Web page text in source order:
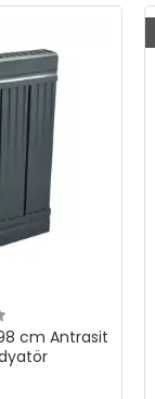
cm Antrasit